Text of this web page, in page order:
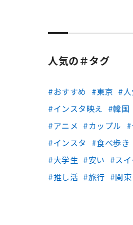
人気の＃タグ
おすすめ 東京
インスタ映え
韓国
アニメ
カップル
インスタ
食べ歩き
大学生
安い ス
推し活
旅行 関東